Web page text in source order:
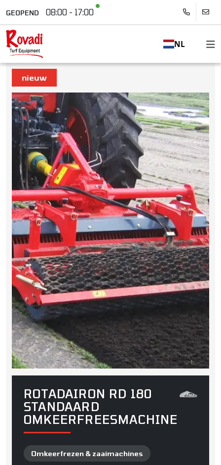
GEOPEND 08:00 - 17:00
NL
nieuw
ROTADAIRON RD 180
STANDAARD
OMKEERFREESMACHINE
Omkeerfrezen & zaaimachines